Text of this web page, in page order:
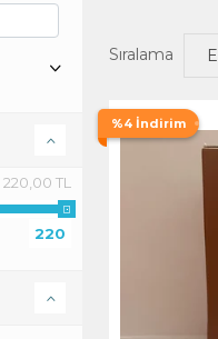
Sıralama
%4 İndirim
220,00 TL
220